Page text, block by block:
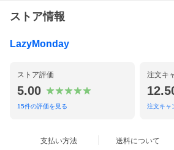
FABRIC
Black
ストア情報
LazyMonday
ストア評価
5.00
15件の評価を見る
注文キ
注文キャ
支払い方法 送料について